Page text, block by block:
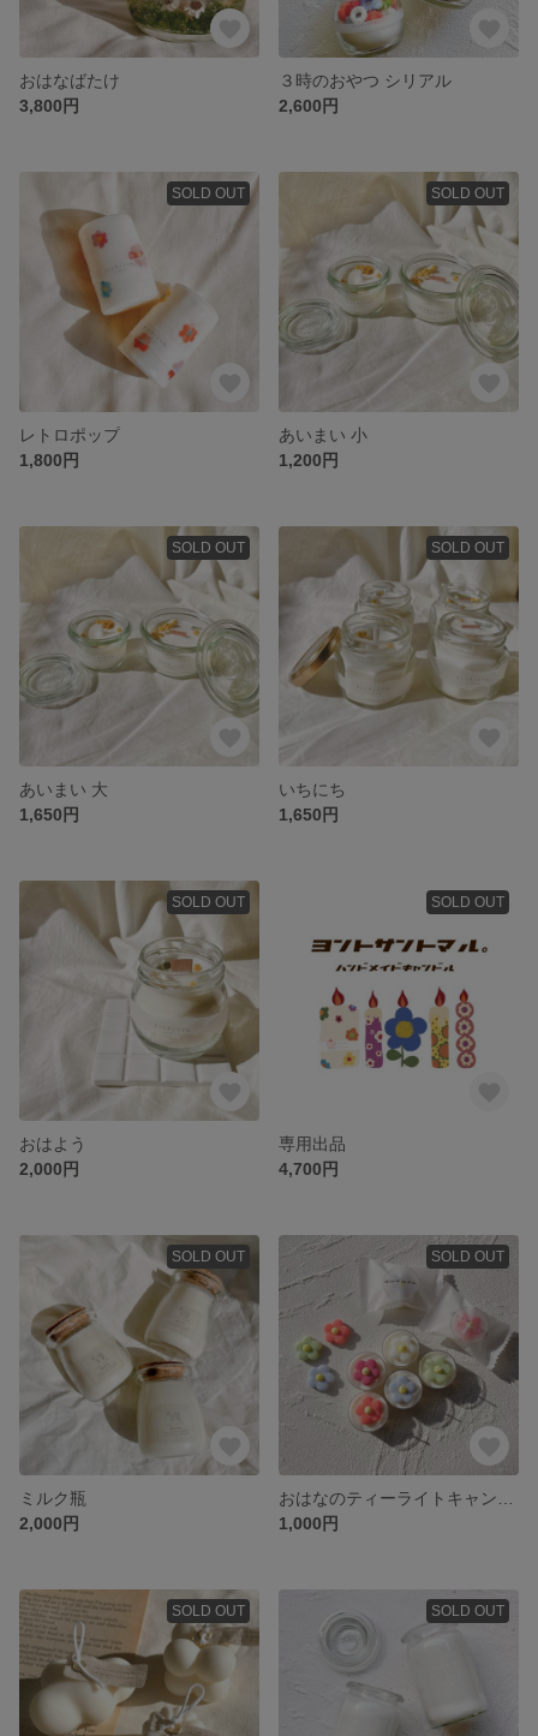
おはなばたけ
3,800円
３時のおやつ シリアル
2,600円
SOLD OUT
レトロポップ
1,800円
SOLD OUT
あいまい 小
1,200円
SOLD OUT
あいまい 大
1,650円
SOLD OUT
いちにち
1,650円
SOLD OUT
おはよう
2,000円
SOLD OUT
専用出品
4,700円
SOLD OUT
ミルク瓶
2,000円
SOLD OUT
1,000円
SOLD OUT SOLD OUT